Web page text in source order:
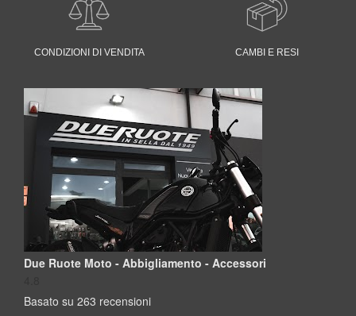
CONDIZIONI DI VENDITA CAMBI E RESI
Due Ruote Moto - Abbigliamento - Accessori
Basato su 263 recensioni